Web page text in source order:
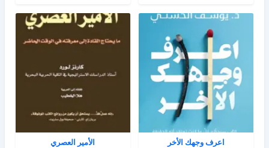
اعرف وجهك الأخر الأمير العصري